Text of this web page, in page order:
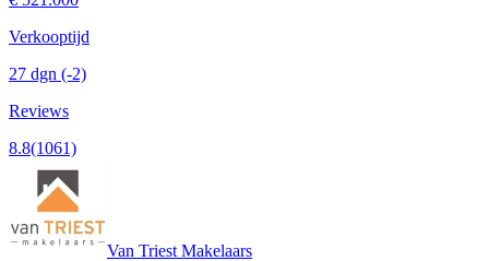
Verkooptijd
27 dgn (-2)
Reviews
8.8(1061)
Van Triest Makelaars